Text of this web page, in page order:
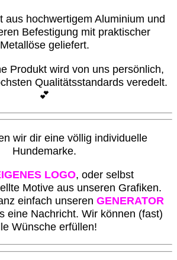
aus hochwertigem Aluminium und
Befestigung mit praktischer
Metallöse geliefert.
Produkt wird von uns persönlich,
Qualitätsstandards veredelt.
💕
wir dir eine völlig individuelle
Hundemarke.
LOGO, oder selbst
Motive aus unseren Grafiken.
einfach unseren GENERATOR
eine Nachricht. Wir können (fast)
Wünsche erfüllen!